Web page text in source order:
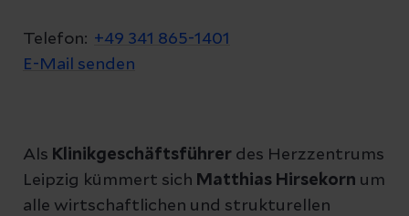
Telefon: +49 341 865-1401
E-Mail senden
Als Klinikgeschäftsführer des Herzzentrums
Leipzig kümmert sich Matthias Hirsekorn um
alle wirtschaftlichen und strukturellen